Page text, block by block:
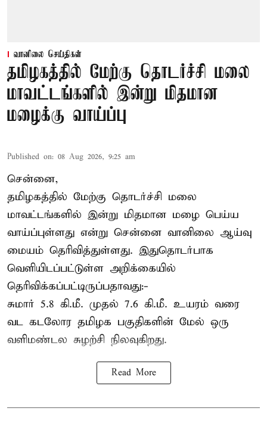
வானிலை செய்திகள்
தமிழகத்தில் மேற்கு தொடர்ச்சி மலை
மாவட்டங்களில் இன்று மிதமான
மழைக்கு வாய்ப்பு
Published on: 08 Aug 2026, 9:25 am
சென்னை,
தமிழகத்தில் மேற்கு தொடர்ச்சி மலை
மாவட்டங்களில் இன்று மிதமான மழை பெய்ய
வாய்ப்புள்ளது என்று சென்னை வானிலை ஆய்வு
மையம் தெரிவித்துள்ளது. இதுதொடர்பாக
வெளியிடப்பட்டுள்ள அறிக்கையில்
தெரிவிக்கப்பட்டிருப்பதாவது:-
சுமார் 5.8 கி.மீ. முதல் 7.6 கி.மீ. உயரம் வரை
வட கடலோர தமிழக பகுதிகளின் மேல் ஒரு
வளிமண்டல சுழற்சி நிலவுகிறது.
Read More